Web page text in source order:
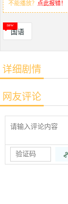
不能播放？ 点此报错！
国语
详细剧情
网友评论